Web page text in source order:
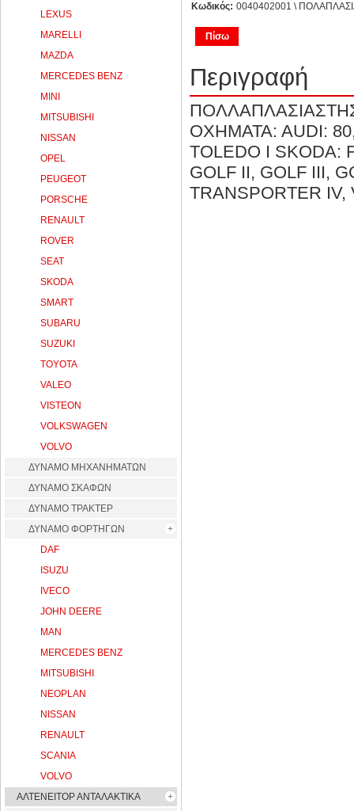
Κωδικός: 0040402001 \
Πίσω
Περιγραφή
ΠΟΛΛΑΠΛΑΣΙΑΣΤΗΣ
OXHMATA: AUDI:
TOLEDO I SKODA:
GOLF II, GOLF III,
TRANSPORTER IV,
LEXUS
MARELLI
MAZDA
MERCEDES BENZ
MINI
MITSUBISHI
NISSAN
OPEL
PEUGEOT
PORSCHE
RENAULT
ROVER
SEAT
SKODA
SMART
SUBARU
SUZUKI
TOYOTA
VALEO
VISTEON
VOLKSWAGEN
VOLVO
ΔΥΝΑΜΟ ΜΗΧΑΝΗΜΑΤΩΝ
ΔΥΝΑΜΟ ΣΚΑΦΩΝ
ΔΥΝΑΜΟ ΤΡΑΚΤΕΡ
ΔΥΝΑΜΟ ΦΟΡΤΗΓΩΝ
DAF
ISUZU
IVECO
JOHN DEERE
MAN
MERCEDES BENZ
MITSUBISHI
NEOPLAN
NISSAN
RENAULT
SCANIA
VOLVO
ΑΛΤΕΝΕΙΤΟΡ ΑΝΤΑΛΑΚΤΙΚΑ